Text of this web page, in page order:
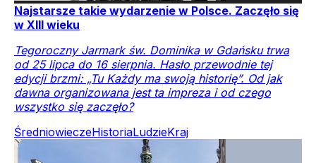
Najstarsze takie wydarzenie w Polsce. Zaczęło się
w XIII wieku
Tegoroczny Jarmark św. Dominika w Gdańsku trwa
od 25 lipca do 16 sierpnia. Hasło przewodnie tej
edycji brzmi: „Tu Każdy ma swoją historię”. Od jak
dawna organizowana jest ta impreza i od czego
wszystko się zaczęło?
ŚredniowieczeHistoriaLudzieKraj